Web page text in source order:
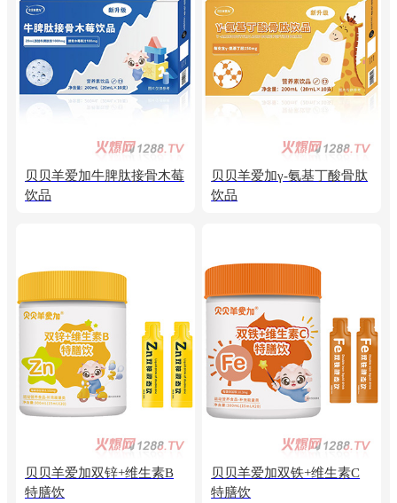
贝贝羊爱加牛脾肽接骨木莓
饮品
贝贝羊爱加γ-氨基丁酸骨肽
饮品
贝贝羊爱加双锌+维生素B
特膳饮
贝贝羊爱加双铁+维生素C
特膳饮